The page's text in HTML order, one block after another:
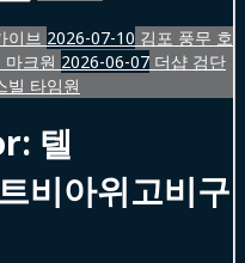
이브 2026-07-10 김포 풍무 호
마크원 2026-06-07 더샵 검단
빌 타임원
텔
비아위고비구